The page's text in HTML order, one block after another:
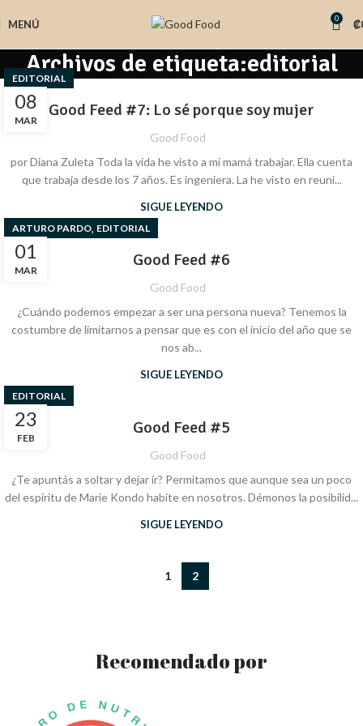
MENÚ 0 ₡
Archivos de etiqueta:editorial
08
MAR
EDITORIAL
Good Feed #7: Lo sé porque soy mujer
Good Food
por Diana Zuleta Toda la vida he visto a mi mamá trabajar. Ella cuenta
que trabaja desde los 7 años. Es ingeniera. La he visto en reuni...
SIGUE LEYENDO
01
MAR
ARTURO PARDO, EDITORIAL
Good Feed #6
Good Food
¿Cuándo podemos empezar a ser una persona nueva? Tenemos la
costumbre de limitarnos a pensar que es con el inicio del año que se
nos ab...
SIGUE LEYENDO
23
FEB
EDITORIAL
Good Feed #5
Good Food
¿Te apuntás a soltar y dejar ir? Permitamos que aunque sea un poco
del espíritu de Marie Kondo habite en nosotros. Démonos la posibilid...
SIGUE LEYENDO
1 2
Recomendado por